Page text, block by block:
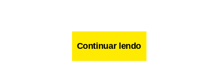
Continuar lendo